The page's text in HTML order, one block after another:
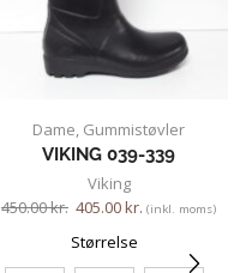
Dame, Gummistøvler
VIKING 039-339
Viking
450.00kr. 405.00kr. (inkl. moms)
Størrelse